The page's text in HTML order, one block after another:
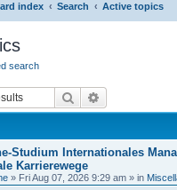
index Search Active topics
search
Search
Studium Internationales
Karrierewege
» Fri Aug 07, 2026 9:29 am » in